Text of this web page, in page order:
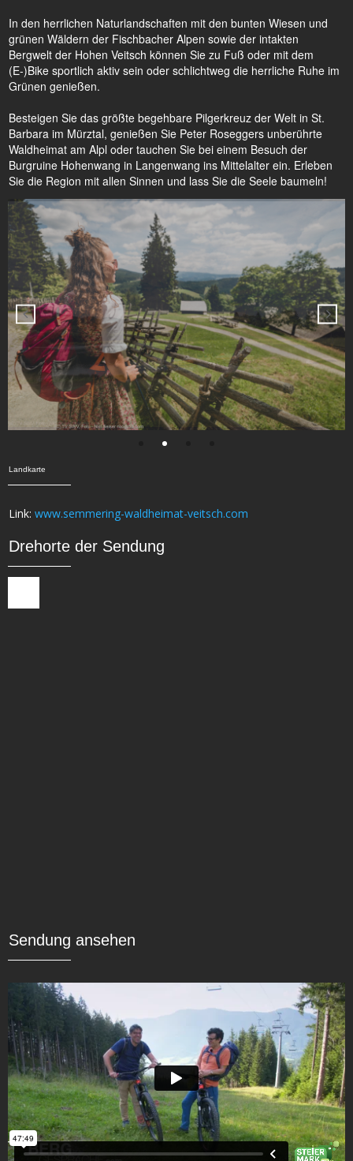
In den herrlichen Naturlandschaften mit den bunten Wiesen und
grünen Wäldern der Fischbacher Alpen sowie der intakten
Bergwelt der Hohen Veitsch können Sie zu Fuß oder mit dem
(E-)Bike sportlich aktiv sein oder schlichtweg die herrliche Ruhe im
Grünen genießen.
Besteigen Sie das größte begehbare Pilgerkreuz der Welt in St.
Barbara im Mürztal, genießen Sie Peter Roseggers unberührte
Waldheimat am Alpl oder tauchen Sie bei einem Besuch der
Burgruine Hohenwang in Langenwang ins Mittelalter ein. Erleben
Sie die Region mit allen Sinnen und lass Sie die Seele baumeln!
Landkarte
Link: www.semmering-waldheimat-veitsch.com
Drehorte der Sendung
Sendung ansehen